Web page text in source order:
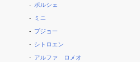
ポルシェ
ミニ
プジョー
シトロエン
アルファ ロメオ